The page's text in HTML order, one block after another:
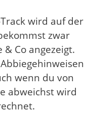
wird auf der
zwar
Co angezeigt.
wenn du von
abweichst wird